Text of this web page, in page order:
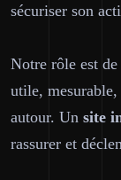
sécuriser son
Notre rôle est
utile,
autour. Un site
rassurer et